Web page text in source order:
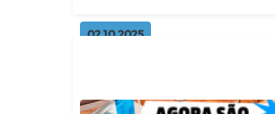
02.10.2025
VI Semana do Bebê